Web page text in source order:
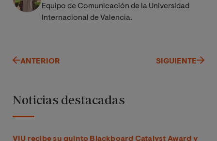
Equipo de Comunicación de la Universidad
Internacional de Valencia.
ANTERIOR SIGUIENTE
Noticias destacadas
VIU recibe su quinto Blackboard Catalyst Award y